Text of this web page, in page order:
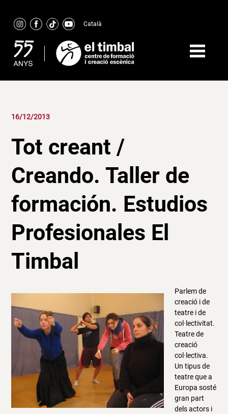
content
Català
16/12/2013
Tot creant /
Creando. Taller de
formación. Estudios
Profesionales El
Timbal
Parlem de
creació i de
teatre i de
col·lectivitat.
Teatre de
creació
col·lectiva.
Un tipus de
teatre que a
Europa sosté
gran part
dels actors i